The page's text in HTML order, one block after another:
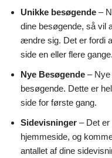
Unikke besøgende –
dine besøgende, så vil
ændre sig. Det er fordi
side en eller flere gange.
Nye Besøgende – Nye
besøgende. Dette er
side for første gang.
Sidevisninger – Det er
hjemmeside, og
antallet af dine